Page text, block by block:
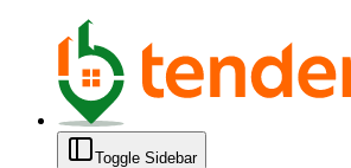
Toggle Sidebar